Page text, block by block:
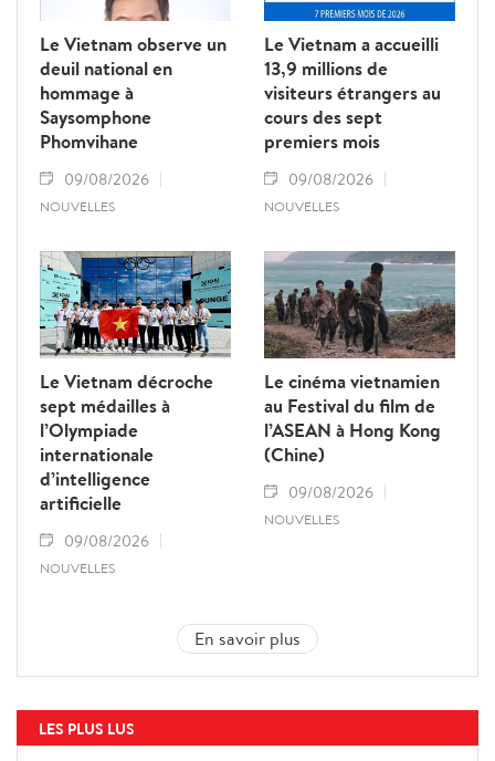
Le Vietnam observe un
deuil national en
hommage à
Saysomphone
Phomvihane
09/08/2026
NOUVELLES
Le Vietnam a accueilli
13,9 millions de
visiteurs étrangers au
cours des sept
premiers mois
09/08/2026
NOUVELLES
Le Vietnam décroche
sept médailles à
l’Olympiade
internationale
d’intelligence
artificielle
09/08/2026
NOUVELLES
Le cinéma vietnamien
au Festival du film de
l’ASEAN à Hong Kong
(Chine)
09/08/2026
NOUVELLES
En savoir plus
LES PLUS LUS